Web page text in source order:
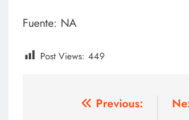
Fuente: NA
Post Views: 449
Navegación
Previous: